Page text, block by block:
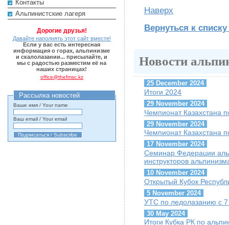
Контакты
Альпинистские лагеря
Дорогие друзья!
Давайте наполнять этот сайт вместе!
Если у вас есть интересная
информация о горах, альпинизме
и скалолазании... присылайте, и
мы с радостью разместим её на
наших страницах!
office@thefmsc.kz
Рассылка новостей
Ваше имя / Your name
Ваш email / Your email
Наверх
Вернуться к списку
Новости
25 December 2024
Итоги 2024
29 November 2024
Чемпионат Казахстана
29 November 2024
Чемпионат Казахстана
17 November 2024
Семинар Федерации
инструкторов
10 November 2024
Открытый Кубок
5 November 2024
УТС по ледолазанию с 7
30 May 2024
Итоги Кубка РК по